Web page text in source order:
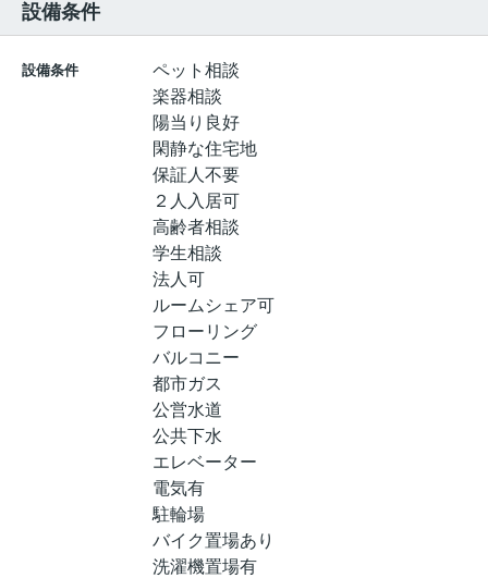
設備条件
設備条件
ペット相談
楽器相談
陽当り良好
閑静な住宅地
保証人不要
２人入居可
高齢者相談
学生相談
法人可
ルームシェア可
フローリング
バルコニー
都市ガス
公営水道
公共下水
エレベーター
電気有
駐輪場
バイク置場あり
洗濯機置場有